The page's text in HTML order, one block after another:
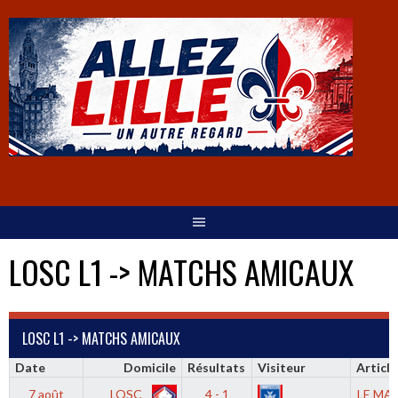
LOSC L1 -> MATCHS AMICAUX
LOSC L1 -> MATCHS AMICAUX
Date Domicile Résultats Visiteur
Article
7 août
LOSC
4 - 1
LE